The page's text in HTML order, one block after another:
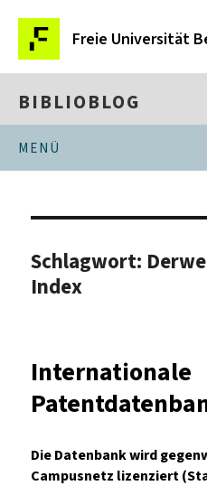
Freie Universität
BIBLIOBLOG
MENÜ
Schlagwort:
Index
Internationale
Die Datenbank wird
Campusnetz lizenziert